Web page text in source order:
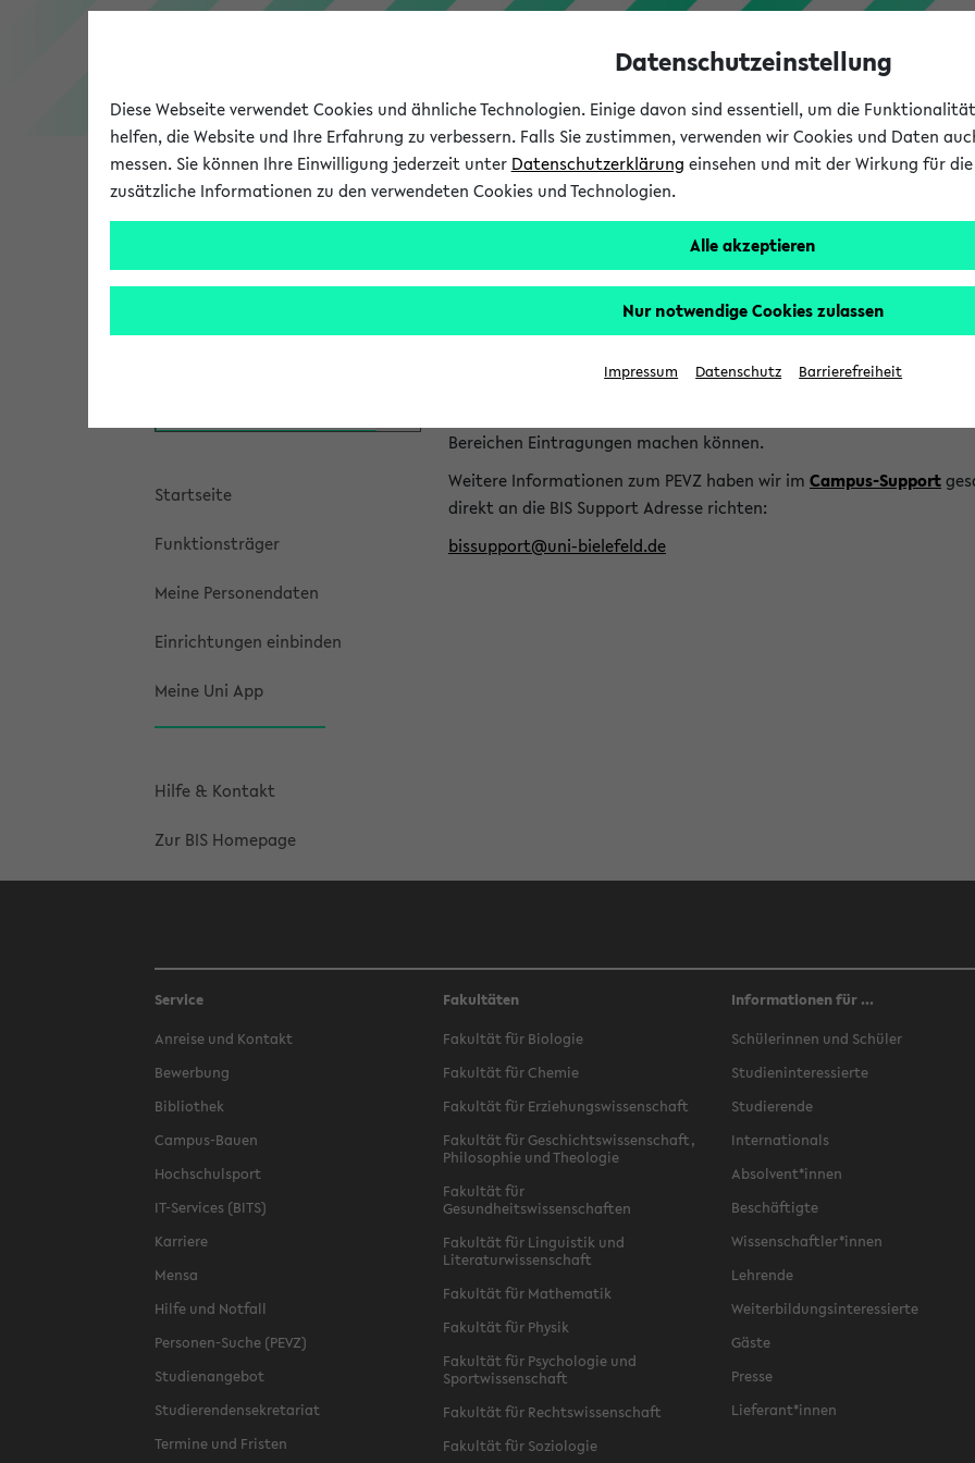
Universität Forschung Studium
Startseite
Funktionsträger
Meine Personendaten
Einrichtungen einbinden
Meine Uni App
Hilfe & Kontakt
Zur BIS Homepage
Hilfe & Kontakt
Das Personen- und Einrichtungsverzeichnis wird Ihnen vom Projekt
Die Inhalte des Verzeichnisses werden von den Fakultäten und
Bereichen Eintragungen machen können.
Weitere Informationen zum PEVZ haben wir im Campus-Support
direkt an die BIS Support Adresse richten:
bissupport@uni-bielefeld.de
Service
Anreise und Kontakt
Bewerbung
Bibliothek
Campus-Bauen
Hochschulsport
IT-Services (BITS)
Karriere
Mensa
Hilfe und Notfall
Personen-Suche (PEVZ)
Studienangebot
Studierendensekretariat
Termine und Fristen
Fakultäten
Fakultät für Biologie
Fakultät für Chemie
Fakultät für Erziehungswissenschaft
Fakultät für Geschichtswissenschaft,
Philosophie und Theologie
Fakultät für
Gesundheitswissenschaften
Fakultät für Linguistik und
Literaturwissenschaft
Fakultät für Mathematik
Fakultät für Physik
Fakultät für Psychologie und
Sportwissenschaft
Fakultät für Rechtswissenschaft
Fakultät für Soziologie
Informationen für ...
Schülerinnen und Schüler
Studieninteressierte
Studierende
Internationals
Absolvent*innen
Beschäftigte
Wissenschaftler*innen
Lehrende
Weiterbildungsinteressierte
Gäste
Presse
Lieferant*innen
Datenschutzeinstellung
Diese Webseite verwendet Cookies und ähnliche Technologien. Einige davon sind essentiell, um die
helfen, die Website und Ihre Erfahrung zu verbessern. Falls Sie zustimmen, verwenden wir Cookies und Daten
messen. Sie können Ihre Einwilligung jederzeit unter Datenschutzerklärung einsehen und mit der Wirkung für
zusätzliche Informationen zu den verwendeten Cookies und Technologien.
Alle akzeptieren
Nur notwendige Cookies zulassen
Impressum Datenschutz Barrierefreiheit